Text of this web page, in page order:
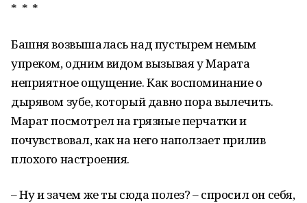
* * *
Башня возвышалась над пустырем немым
упреком, одним видом вызывая у Марата
неприятное ощущение. Как воспоминание о
дырявом зубе, который давно пора вылечить.
Марат посмотрел на грязные перчатки и
почувствовал, как на него наползает прилив
плохого настроения.
– Ну и зачем же ты сюда полез? – спросил он себя,